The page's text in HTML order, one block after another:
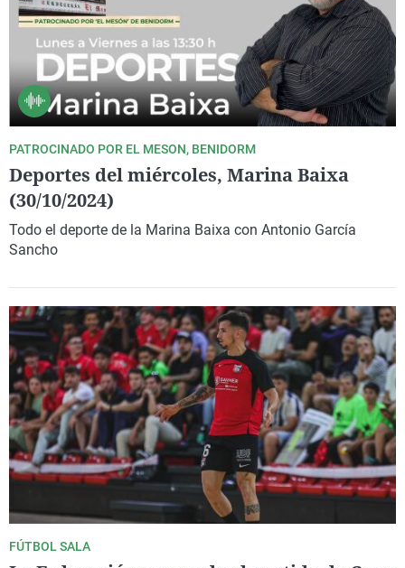
PATROCINADO POR EL MESON, BENIDORM
Deportes del miércoles, Marina Baixa
(30/10/2024)
Todo el deporte de la Marina Baixa con Antonio García
Sancho
FÚTBOL SALA